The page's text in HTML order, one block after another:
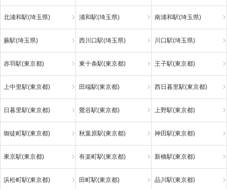
北浦和駅(埼玉県) 浦和駅(埼玉県) 南浦和駅(埼玉県)
蕨駅(埼玉県) 西川口駅(埼玉県) 川口駅(埼玉県)
赤羽駅(東京都) 東十条駅(東京都) 王子駅(東京都)
上中里駅(東京都) 田端駅(東京都) 西日暮里駅(東京都)
日暮里駅(東京都) 鶯谷駅(東京都) 上野駅(東京都)
御徒町駅(東京都) 秋葉原駅(東京都) 神田駅(東京都)
東京駅(東京都) 有楽町駅(東京都) 新橋駅(東京都)
浜松町駅(東京都) 田町駅(東京都) 品川駅(東京都)